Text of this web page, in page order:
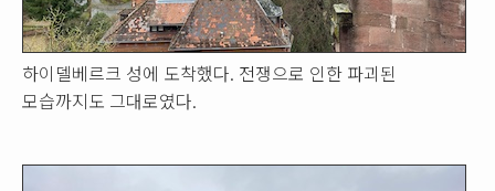
하이델베르크 성에 도착했다. 전쟁으로 인한 파괴된
모습까지도 그대로였다.